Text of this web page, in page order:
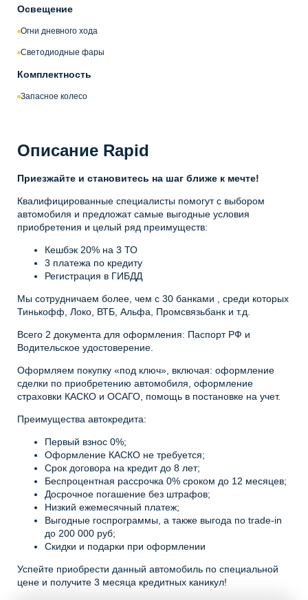
Освещение
Огни дневного хода
Светодиодные фары
Комплектность
Запасное колесо
Описание Rapid
Приезжайте и становитесь на шаг ближе к мечте!
Квалифицированные специалисты помогут с выбором
автомобиля и предложат самые выгодные условия
приобретения и целый ряд преимуществ:
Кешбэк 20% на 3 ТО
3 платежа по кредиту
Регистрация в ГИБДД
Мы сотрудничаем более, чем с 30 банками , среди которых
Тинькофф, Локо, ВТБ, Альфа, Промсвязьбанк и т.д.
Всего 2 документа для оформления: Паспорт РФ и
Водительское удостоверение.
Оформляем покупку «под ключ», включая: оформление
сделки по приобретению автомобиля, оформление
страховки КАСКО и ОСАГО, помощь в постановке на учет.
Преимущества автокредита:
Первый взнос 0%;
Оформление КАСКО не требуется;
Срок договора на кредит до 8 лет;
Беспроцентная рассрочка 0% сроком до 12 месяцев;
Досрочное погашение без штрафов;
Низкий ежемесячный платеж;
Выгодные госпрограммы, а также выгода по trade-in
до 200 000 руб;
Скидки и подарки при оформлении
Успейте приобрести данный автомобиль по специальной
цене и получите 3 месяца кредитных каникул!